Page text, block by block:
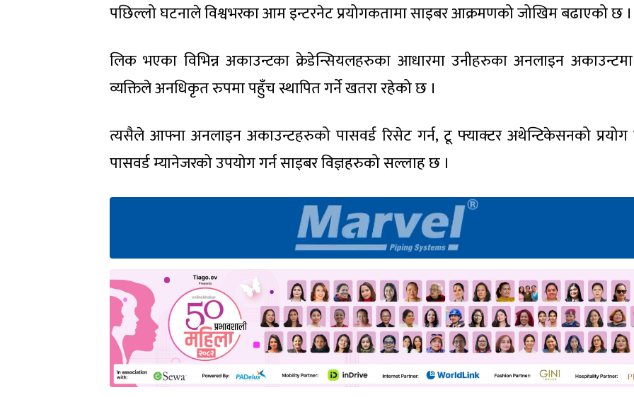
पछिल्लो घटनाले विश्वभरका आम इन्टरनेट प्रयोगकतामा साइबर आक्रमणको जोखिम बढाएको छ ।
लिक भएका विभिन्न अकाउन्टका क्रेडेन्सियलहरुका आधारमा उनीहरुका अनलाइन
व्यक्तिले अनधिकृत रुपमा पहुँच स्थापित गर्ने खतरा रहेको छ ।
त्यसैले आफ्ना अनलाइन अकाउन्टहरुको पासवर्ड रिसेट गर्न, टू फ्याक्टर अथेन्टिकेसनको प्रयोग
पासवर्ड म्यानेजरको उपयोग गर्न साइबर विज्ञहरुको सल्लाह छ ।